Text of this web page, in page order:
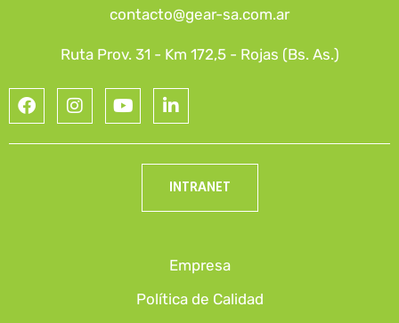
contacto@gear-sa.com.ar
Ruta Prov. 31 - Km 172,5 - Rojas (Bs. As.)
INTRANET
Empresa
Política de Calidad